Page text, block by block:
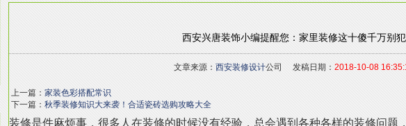
西安兴唐装饰小编提醒您：家里装修这十傻千万别犯
文章来源： 西安装修设计公司 发稿日期： 2018-10-08
上一篇： 家装色彩搭配常识
下一篇： 秋季装修知识大来袭！合适瓷砖选购攻略大全
装修是件麻烦事，很多人在装修的时候没有经验，总会遇到各种各样的装修问题